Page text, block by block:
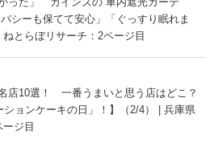
った」 カインズの“車内遮光カーテ
シーも保てて安心」「ぐっすり眠れま
とらぼリサーチ：2ページ目
店10選！ 一番うまいと思う店はどこ？
ションケーキの日」！】（2/4） | 兵庫県
ジ目